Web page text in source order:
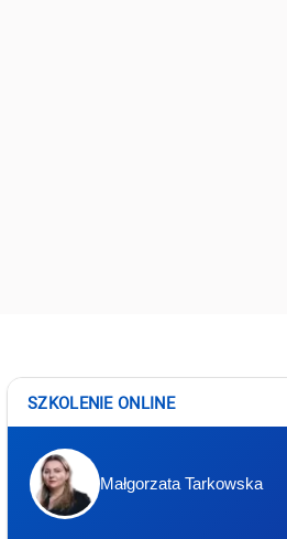
SZKOLENIE ONLINE
Małgorzata Tarkowska